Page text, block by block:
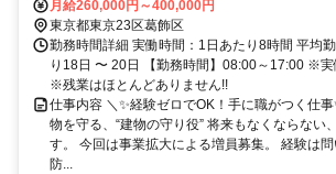
月給260,000円～400,000円
東京都東京23区葛飾区
勤務時間詳細 実働時間：1日あたり8時間 平均
り18日 〜 20日 【勤務時間】08:00～17:00 ※
※残業はほとんどありません!!
仕事内容 ＼✨経験ゼロでOK！手に職がつく仕
物を守る、“建物の守り役” 将来もなくならない
す。 今回は事業拡大による増員募集。 経験は
防...